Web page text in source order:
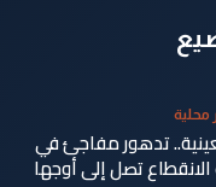
محلية
تدهور مفاجئ في
تصل إلى أوجها